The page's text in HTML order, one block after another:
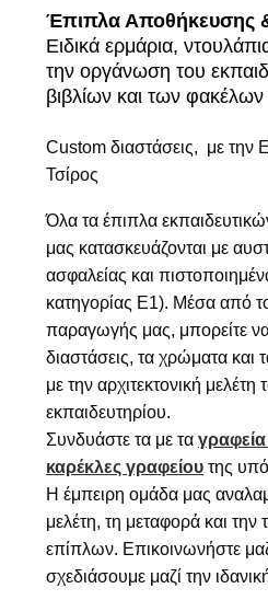
Έπιπλα Αποθήκευσης
Ειδικά ερμάρια,
την οργάνωση του
βιβλίων και των
Custom διαστάσεις, με την
Τσίρος
Όλα τα έπιπλα
μας κατασκευάζονται με
ασφαλείας και
κατηγορίας Ε1). Μέσα από
παραγωγής μας, μπορείτε να
διαστάσεις, τα χρώματα και
με την αρχιτεκτονική μελέτη
εκπαιδευτηρίου.
Συνδυάστε τα με τα
καρέκλες γραφείου της
Η έμπειρη ομάδα μας
μελέτη, τη μεταφορά και
επίπλων. Επικοινωνήστε
σχεδιάσουμε μαζί την